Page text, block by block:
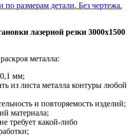
по размерам детали. Без чертежа.
лазерной резки 3000х1500
металла:
мм;
из листа металла контуры любой
и повторяемость изделий;
материала;
требует какой-либо